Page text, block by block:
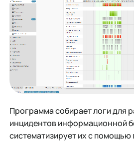
Программа собирает логи для
инцидентов информационной
систематизирует их с